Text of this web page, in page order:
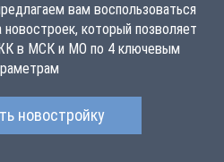
вам воспользоваться
который позволяет
в МСК и МО по 4 ключевым
новостройку